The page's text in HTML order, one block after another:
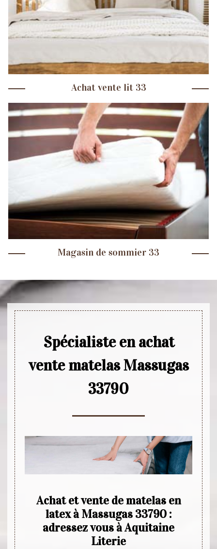
Achat vente lit 33
Magasin de sommier 33
Spécialiste en achat
vente matelas Massugas
33790
Achat et vente de matelas en
latex à Massugas 33790 :
adressez vous à Aquitaine
Literie